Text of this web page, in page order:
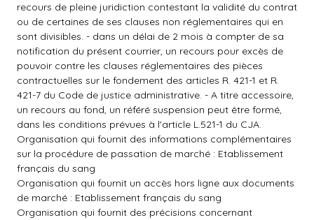
recours de pleine juridiction contestant la validité du contrat
ou de certaines de ses clauses non réglementaires qui en
sont divisibles. - dans un délai de 2 mois à compter de sa
notification du présent courrier, un recours pour excès de
pouvoir contre les clauses réglementaires des pièces
contractuelles sur le fondement des articles R. 421-1 et R.
421-7 du Code de justice administrative. - A titre accessoire,
un recours au fond, un référé suspension peut être formé,
dans les conditions prévues à l'article L.521-1 du CJA.
Organisation qui fournit des informations complémentaires
sur la procédure de passation de marché : Etablissement
français du sang
Organisation qui fournit un accès hors ligne aux documents
de marché : Etablissement français du sang
Organisation qui fournit des précisions concernant